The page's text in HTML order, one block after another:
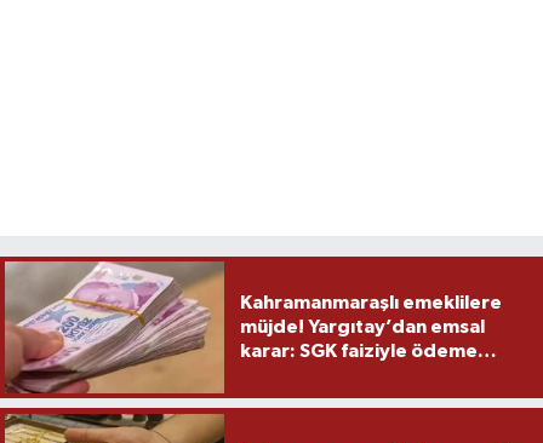
Kahramanmaraşlı emeklilere
müjde! Yargıtay’dan emsal
karar: SGK faiziyle ödeme